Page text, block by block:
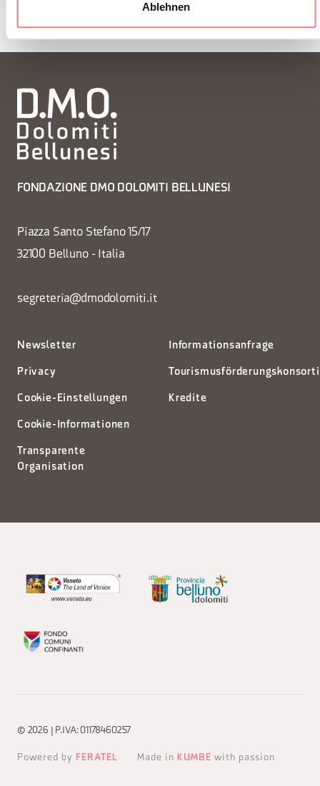
Ablehnen
FONDAZIONE DMO DOLOMITI BELLUNESI
Piazza Santo Stefano 15/17
32100 Belluno - Italia
segreteria@dmodolomiti.it
Newsletter
Privacy
Cookie-Einstellungen
Cookie-Informationen
Transparente
Organisation
Informationsanfrage
Kredite
© 2026 | P.IVA: 01178460257
Powered by FERATEL Made in KUMBE with passion